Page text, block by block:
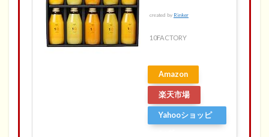
created by Rinker
10FACTORY
Amazon
楽天市場
Yahooショッピ